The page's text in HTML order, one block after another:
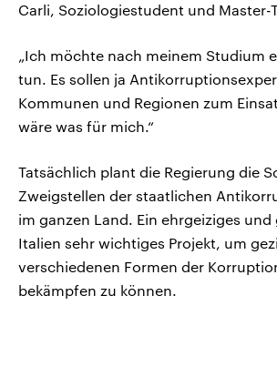
Carli, Soziologiestudent und Master-
„Ich möchte nach meinem Studium
tun. Es sollen ja
Kommunen und Regionen zum
wäre was für mich.“
Tatsächlich plant die Regierung die
Zweigstellen der staatlichen
im ganzen Land. Ein ehrgeiziges
Italien sehr wichtiges Projekt, um
verschiedenen Formen der
bekämpfen zu können.